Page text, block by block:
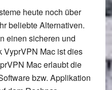
heute noch über
beliebte Alternativen.
einen sicheren und
VyprVPN Mac ist dies
Mac erlaubt die
bzw. Applikation